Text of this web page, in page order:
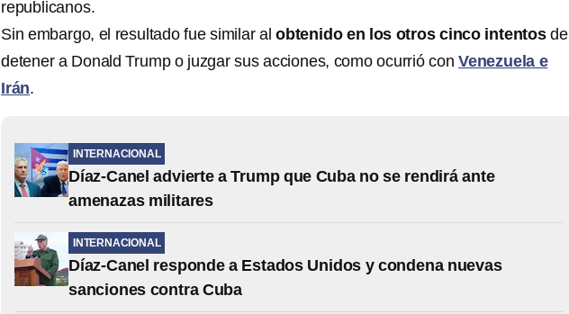
republicanos.
Sin embargo, el resultado fue similar al obtenido en los otros cinco intentosde
detener a Donald Trump o juzgar sus acciones, como ocurrió con Venezuela e
Irán.
INTERNACIONAL
Díaz-Canel advierte a Trump que Cuba no se rendirá ante
amenazas militares
INTERNACIONAL
Díaz-Canel responde a Estados Unidos y condena nuevas
sanciones contra Cuba